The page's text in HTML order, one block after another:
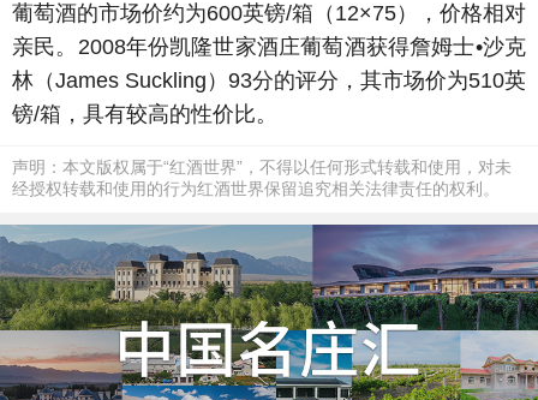
葡萄酒的市场价约为600英镑/箱（12×75），价格相对
亲民。2008年份凯隆世家酒庄葡萄酒获得詹姆士•沙克
林（James Suckling）93分的评分，其市场价为510英
镑/箱，具有较高的性价比。
声明：本文版权属于“红酒世界”，不得以任何形式转载和使用，对未
经授权转载和使用的行为红酒世界保留追究相关法律责任的权利。